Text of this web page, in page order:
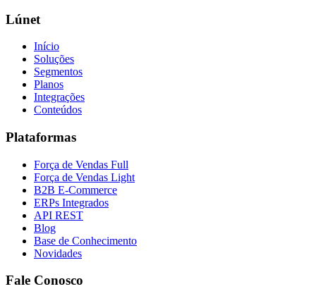
Lúnet
Início
Soluções
Segmentos
Planos
Integrações
Conteúdos
Plataformas
Força de Vendas Full
Força de Vendas Light
B2B E-Commerce
ERPs Integrados
API REST
Blog
Base de Conhecimento
Novidades
Fale Conosco